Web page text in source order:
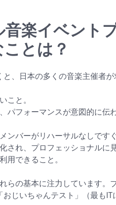
楽イベント
とは？
、日本の多くの音楽主催者
こと。
パフォーマンスが意図的に伝
ンバーがリハーサルなしです
され、プロフェッショナルに
用できること。
らの基本に注力しています。
おじいちゃんテスト」（最も